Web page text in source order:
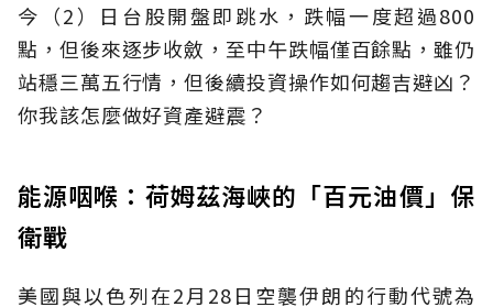
今（2）日台股開盤即跳水，跌幅一度超過800
點，但後來逐步收斂，至中午跌幅僅百餘點，雖仍
站穩三萬五行情，但後續投資操作如何趨吉避凶？
你我該怎麼做好資產避震？
能源咽喉：荷姆茲海峽的「百元油價」保
衛戰
美國與以色列在2月28日空襲伊朗的行動代號為